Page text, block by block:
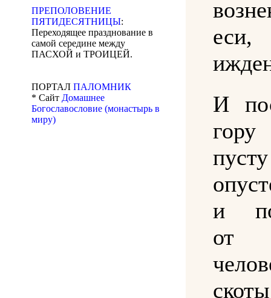
ПРЕПОЛОВЕНИЕ
ПЯТИДЕСЯТНИЦЫ:
Переходящее празднование в
самой середине между
ПАСХОЙ и ТРОИЦЕЙ.
ПОРТАЛ ПАЛОМНИК
* Сайт Домашнее
Богославословие (монастырь в
миру)
еси,
И
и
от